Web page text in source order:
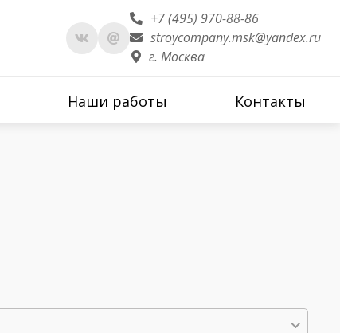
+7 (495) 970-88-86
stroycompany.msk@yandex.ru
г. Москва
Наши работы Контакты